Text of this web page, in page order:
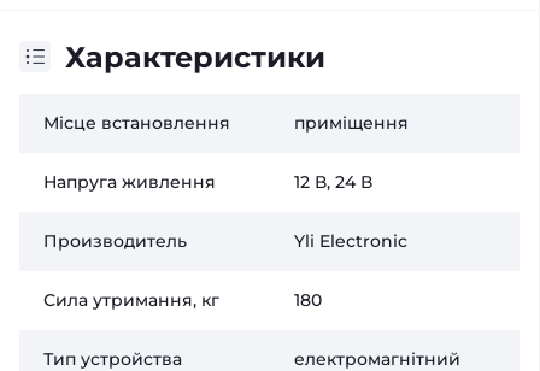
Характеристики
Місце встановлення приміщення
Напруга живлення 12 В, 24 В
Производитель Yli Electronic
Сила утримання, кг 180
Тип устройства
електромагнітний